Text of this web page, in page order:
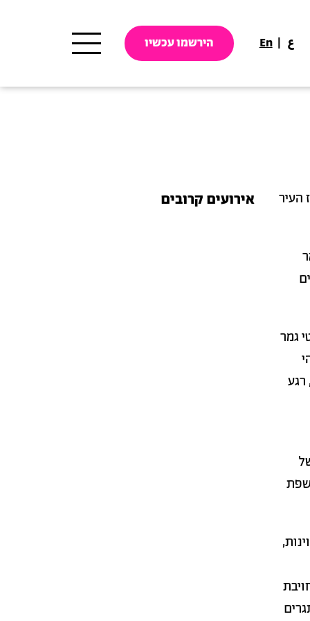
En ع הירשמו עכשיו
העיר
גמר
רגע
אירועים קרובים